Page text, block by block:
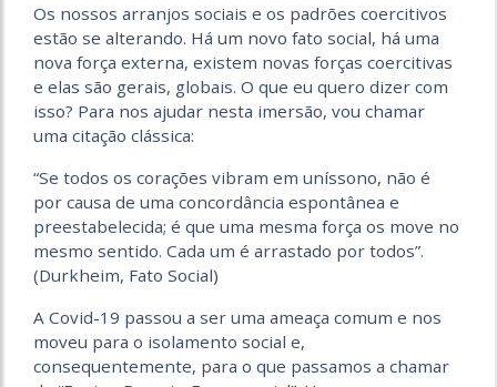
Os nossos arranjos sociais e os padrões coercitivos
estão se alterando. Há um novo fato social, há uma
nova força externa, existem novas forças coercitivas
e elas são gerais, globais. O que eu quero dizer com
isso? Para nos ajudar nesta imersão, vou chamar
uma citação clássica:
“Se todos os corações vibram em uníssono, não é
por causa de uma concordância espontânea e
preestabelecida; é que uma mesma força os move no
mesmo sentido. Cada um é arrastado por todos”.
(Durkheim, Fato Social)
A Covid-19 passou a ser uma ameaça comum e nos
moveu para o isolamento social e,
consequentemente, para o que passamos a chamar